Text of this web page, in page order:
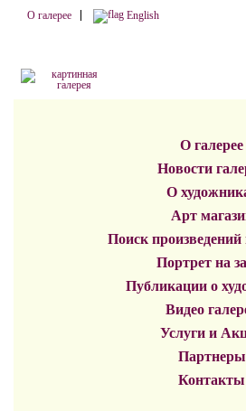
О галерее English
О галерее
Новости
О
Арт
Поиск
Портрет на
Публикации о
Видео
Услуги и
Партнеры
Контакты